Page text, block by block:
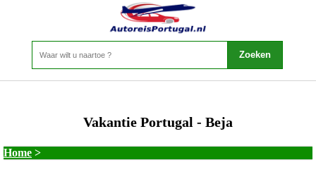
Vakantie Portugal - Beja
Home >